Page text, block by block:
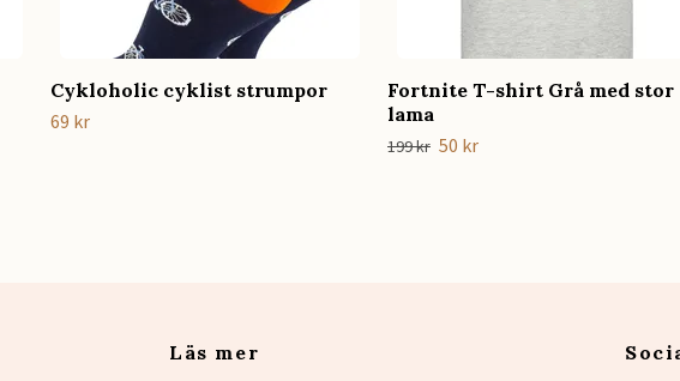
Cykloholic cyklist strumpor
69 kr
Fortnite T-shirt Grå med stor
lama
199 kr 50 kr
Läs mer